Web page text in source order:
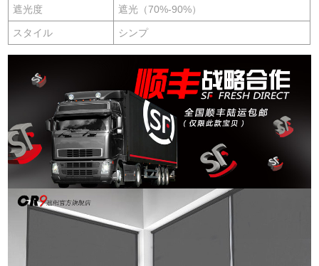
遮光度 遮光（70%-90%）
スタイル シンプ